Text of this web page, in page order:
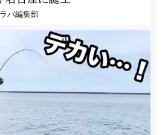
バ編集部